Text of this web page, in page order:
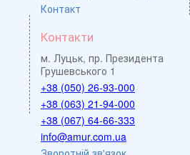
Контакт
Контакти
м. Луцьк, пр. Президента
Грушевського 1
+38 (050) 26-93-000
+38 (063) 21-94-000
+38 (067) 64-66-333
info@amur.com.ua